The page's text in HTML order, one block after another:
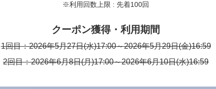
※利用回数上限 : 先着100回
クーポン獲得・利用期間
1回目：2026年5月27日(水)17:00～2026年5月29日(金)16:59
2回目：2026年6月8日(月)17:00～2026年6月10日(水)16:59